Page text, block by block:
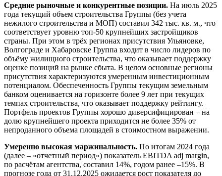
Средние рыночные и конкурентные позиции. На июль 2025
года текущий объем строительства Группы (без учета
нежилого строительства и МОП) составил 342 тыс. кв. м., что
соответствует уровню топ-50 крупнейших застройщиков
страны. При этом в трёх регионах присутствия Ульяновке,
Волгограде и Хабаровске Группа входит в число лидеров по
объёму жилищного строительства, что оказывает поддержку
оценке позиций на рынке сбыта. В целом основные регионы
присутствия характеризуются умеренным инвестиционным
потенциалом. Обеспеченность Группы текущим земельным
банком оценивается на горизонте более 9 лет при текущих
темпах строительства, что оказывает поддержку рейтингу.
Портфель проектов Группы хорошо диверсифицирован – на
долю крупнейшего проекта приходится не более 35% от
непроданного объема площадей в стоимостном выражении.
Умеренно высокая маржинальность. По итогам 2024 года
(далее – «отчетный период») показатель EBITDA adj margin,
по расчётам агентства, составил 14%, годом ранее –15%. В
прогнозе года от 31.12.2025 ожидается рост показателя до